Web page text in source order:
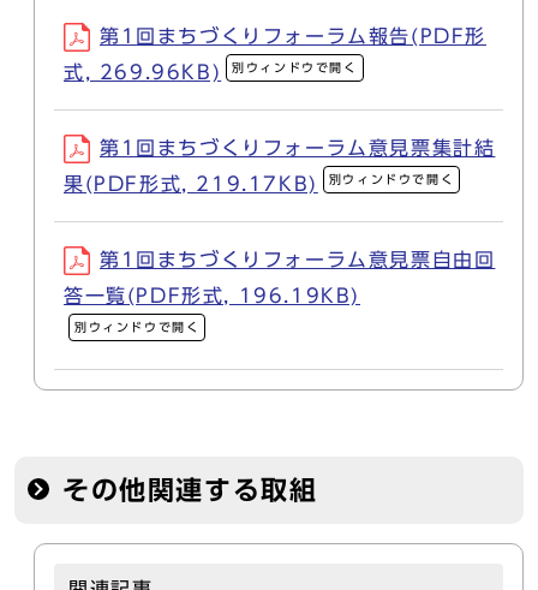
第1回まちづくりフォーラム報告(PDF形
式, 269.96KB)
別ウィンドウで開く
第1回まちづくりフォーラム意見票集計結
果(PDF形式, 219.17KB)
別ウィンドウで開く
第1回まちづくりフォーラム意見票自由回
答一覧(PDF形式, 196.19KB)
別ウィンドウで開く
その他関連する取組